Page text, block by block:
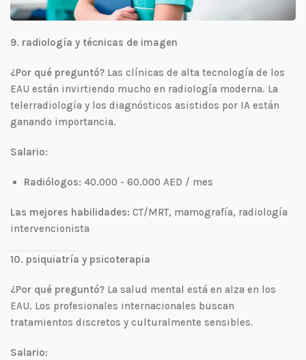
9. radiología y técnicas de imagen
¿Por qué preguntó? Las clínicas de alta tecnología de los
EAU están invirtiendo mucho en radiología moderna. La
telerradiología y los diagnósticos asistidos por IA están
ganando importancia.
Salario:
Radiólogos: 40.000 - 60.000 AED / mes
Las mejores habilidades: CT/MRT, mamografía, radiología
intervencionista
10. psiquiatría y psicoterapia
¿Por qué preguntó? La salud mental está en alza en los
EAU. Los profesionales internacionales buscan
tratamientos discretos y culturalmente sensibles.
Salario: